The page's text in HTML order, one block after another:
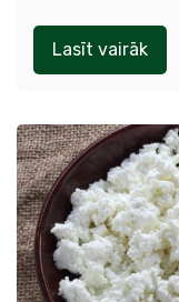
Lasīt vairāk